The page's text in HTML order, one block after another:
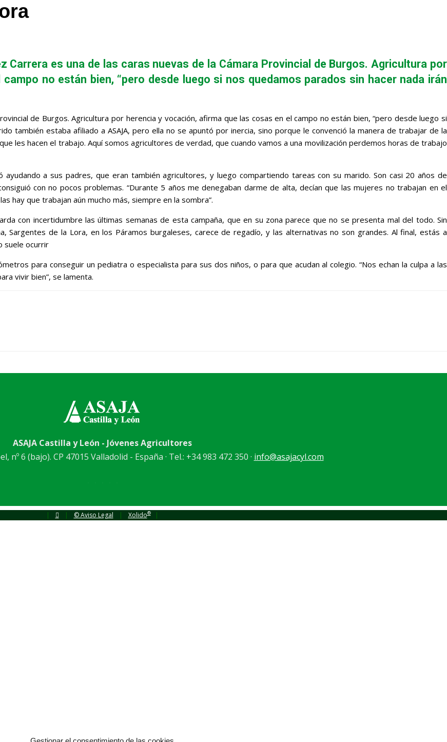
Carrera es una de las caras nuevas de la Cámara Provincial de Burgos. Agricultura por
no están bien, “pero desde luego si nos quedamos parados sin hacer nada irán
de Burgos. Agricultura por herencia y vocación, afirma que las cosas en el campo no están bien, “pero desde luego si
también estaba afiliado a ASAJA, pero ella no se apuntó por inercia, sino porque le convenció la manera de trabajar de la
les hacen el trabajo. Aquí somos agricultores de verdad, que cuando vamos a una movilización perdemos horas de trabajo
a sus padres, que eran también agricultores, y luego compartiendo tareas con su marido. Son casi 20 años de
con no pocos problemas. “Durante 5 años me denegaban darme de alta, decían que las mujeres no trabajan en el
hay que trabajan aún mucho más, siempre en la sombra”.
con incertidumbre las últimas semanas de esta campaña, que en su zona parece que no se presenta mal del todo. Sin
Sargentes de la Lora, en los Páramos burgaleses, carece de regadío, y las alternativas no son grandes. Al final, estás a
suele ocurrir
para conseguir un pediatra o especialista para sus dos niños, o para que acudan al colegio. “Nos echan la culpa a las
vivir bien”, se lamenta.
ASAJA Castilla y León - Jóvenes Agricultores
nº 6 (bajo). CP 47015 Valladolid - España · Tel.: +34 983 472 350 · info@asajacyl.com
| | © Aviso Legal | Xolido® |